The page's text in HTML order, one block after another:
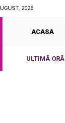
2026
ACASA
ULTIMĂ ORĂ